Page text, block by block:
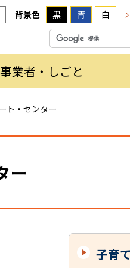
背景色 黒 青 白
事業者・しごと
ト・センター
ー
子育